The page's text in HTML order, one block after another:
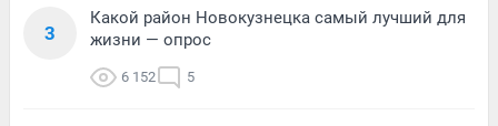
3
Какой район Новокузнецка самый лучший для
жизни — опрос
6 152 5